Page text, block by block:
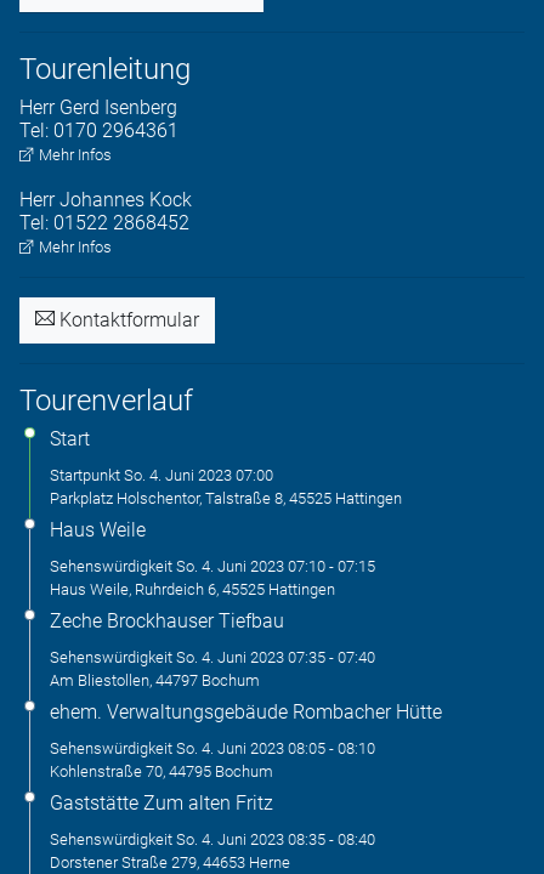
Tourenleitung
Herr Gerd Isenberg
Tel: 0170 2964361
Mehr Infos
Herr Johannes Kock
Tel: 01522 2868452
Mehr Infos
Kontaktformular
Tourenverlauf
Start
Startpunkt So. 4. Juni 2023 07:00
Parkplatz Holschentor, Talstraße 8, 45525 Hattingen
Haus Weile
Sehenswürdigkeit So. 4. Juni 2023 07:10 - 07:15
Haus Weile, Ruhrdeich 6, 45525 Hattingen
Zeche Brockhauser Tiefbau
Sehenswürdigkeit So. 4. Juni 2023 07:35 - 07:40
Am Bliestollen, 44797 Bochum
ehem. Verwaltungsgebäude Rombacher Hütte
Sehenswürdigkeit So. 4. Juni 2023 08:05 - 08:10
Kohlenstraße 70, 44795 Bochum
Gaststätte Zum alten Fritz
Sehenswürdigkeit So. 4. Juni 2023 08:35 - 08:40
Dorstener Straße 279, 44653 Herne